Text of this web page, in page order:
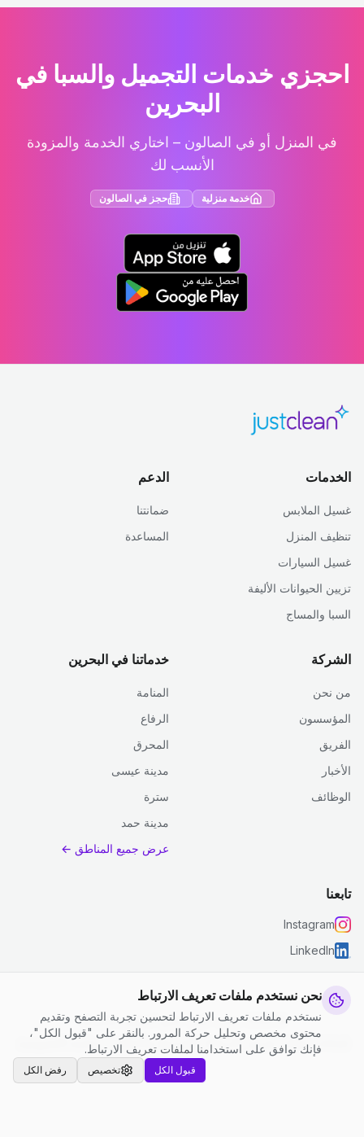
نحن نستخدم ملفات تعريف الارتباط
نستخدم ملفات تعريف الارتباط لتحسين تجربة التصفح وتقديم
محتوى مخصص وتحليل حركة المرور. بالنقر على "قبول الكل"،
فإنك توافق على استخدامنا لملفات تعريف الارتباط.
رفض الكل تخصيص قبول الكل
احجزي خدمات التجميل والسبا في
البحرين
في المنزل أو في الصالون – اختاري الخدمة والمزودة
الأنسب لك
خدمة منزلية حجز في الصالون
الخدمات
غسيل الملابس
تنظيف المنزل
غسيل السيارات
تزيين الحيوانات الأليفة
السبا والمساج
الدعم
ضمانتنا
المساعدة
الشركة
من نحن
المؤسسون
الفريق
الأخبار
الوظائف
خدماتنا في البحرين
المنامة
الرفاع
المحرق
مدينة عيسى
سترة
مدينة حمد
عرض جميع المناطق ←
تابعنا
Instagram
LinkedIn
© 2026 جست كلين. جميع الحقوق محفوظة.
سياسة الخصوصية
الشروط والأحكام | إعدادات ملفات تعريف الارتباط